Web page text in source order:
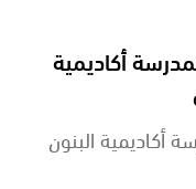
أكاديمية
أكاديمية البنون